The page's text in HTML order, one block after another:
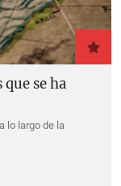
se ha
lo largo de la